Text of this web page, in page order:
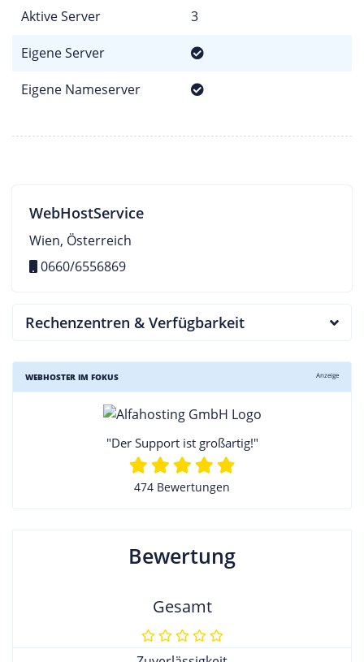
Aktive Server 3
Eigene Server
Eigene Nameserver
WebHostService
Wien, Österreich
0660/6556869
Rechenzentren & Verfügbarkeit
WEBHOSTER IM FOKUS Anzeige
"Der Support ist großartig!"
474 Bewertungen
Bewertung
Gesamt